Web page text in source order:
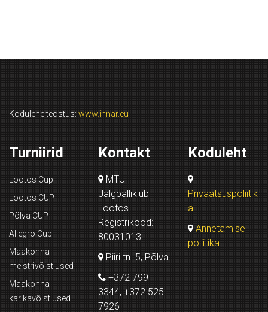
Kodulehe teostus: www.innar.eu
Turniirid
Lootos Cup
Lootos CUP
Põlva CUP
Allegro Cup
Maakonna
meistrivõistlused
Maakonna
karikavõistlused
Kontakt
MTÜ
Jalgpalliklubi
Lootos
Registrikood:
80031013
Piiri tn. 5, Põlva
+372 799
3344, +372 525
7926
Koduleht
Privaatsuspoliitik
a
Annetamise
poliitika